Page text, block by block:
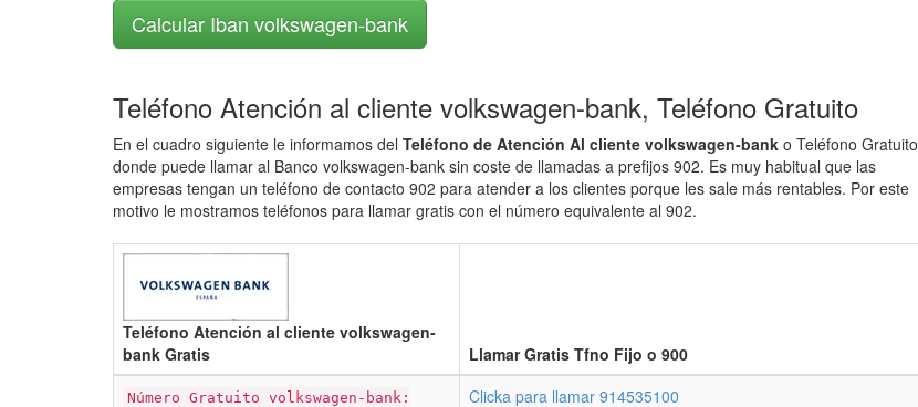
Calcular Iban volkswagen-bank
Teléfono Atención al cliente volkswagen-bank, Teléfono Gratuito
En el cuadro siguiente le informamos del Teléfono de Atención Al cliente volkswagen-bank o Teléfono Gratuito
donde puede llamar al Banco volkswagen-bank sin coste de llamadas a prefijos 902. Es muy habitual que las
empresas tengan un teléfono de contacto 902 para atender a los clientes porque les sale más rentables. Por este
motivo le mostramos teléfonos para llamar gratis con el número equivalente al 902.
Teléfono Atención al cliente volkswagen-
bank Gratis
Llamar Gratis Tfno Fijo o 900
Número Gratuito volkswagen-bank:
Clicka para llamar 914535100